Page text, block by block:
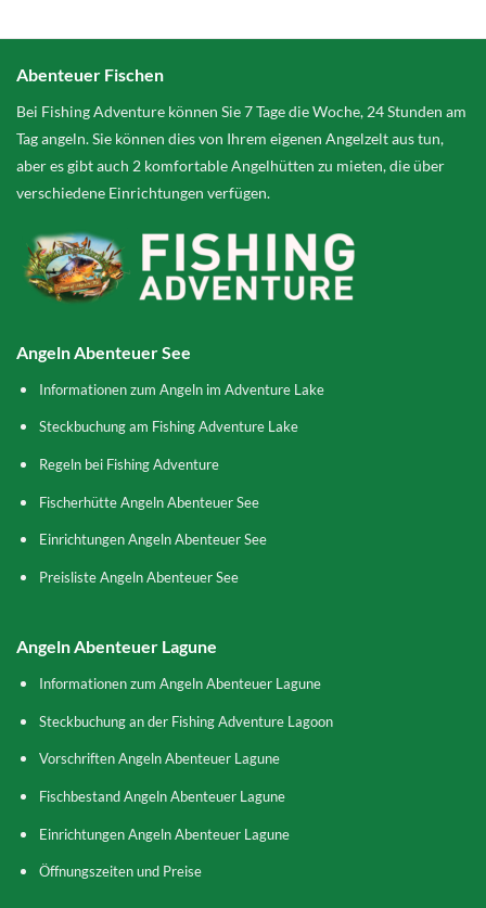
Abenteuer Fischen
Bei Fishing Adventure können Sie 7 Tage die Woche, 24 Stunden am
Tag angeln. Sie können dies von Ihrem eigenen Angelzelt aus tun,
aber es gibt auch 2 komfortable Angelhütten zu mieten, die über
verschiedene Einrichtungen verfügen.
Angeln Abenteuer See
Informationen zum Angeln im Adventure Lake
Steckbuchung am Fishing Adventure Lake
Regeln bei Fishing Adventure
Fischerhütte Angeln Abenteuer See
Einrichtungen Angeln Abenteuer See
Preisliste Angeln Abenteuer See
Angeln Abenteuer Lagune
Informationen zum Angeln Abenteuer Lagune
Steckbuchung an der Fishing Adventure Lagoon
Vorschriften Angeln Abenteuer Lagune
Fischbestand Angeln Abenteuer Lagune
Einrichtungen Angeln Abenteuer Lagune
Öffnungszeiten und Preise